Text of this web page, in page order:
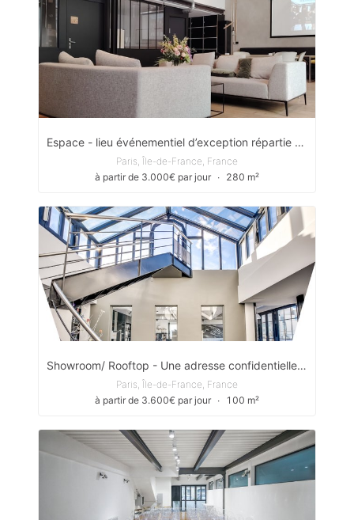
Espace - lieu événementiel d’exception répartie sur deux niveaux,
Paris, Île-de-France, France
à partir de 3.000€ par jour ∙ 280 m²
Showroom/ Rooftop - Une adresse confidentielle Design, Chic au cœur d'un quartier animé
Paris, Île-de-France, France
à partir de 3.600€ par jour ∙ 100 m²